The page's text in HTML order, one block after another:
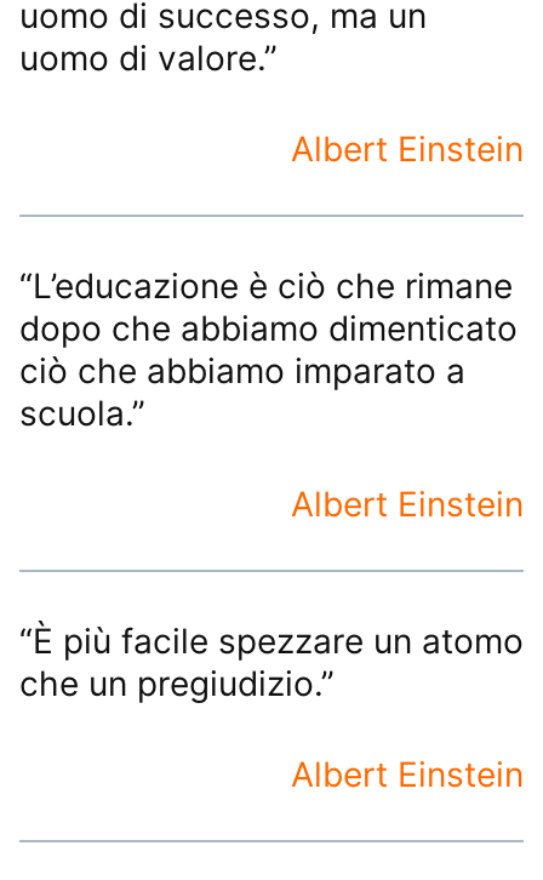
uomo di successo, ma un
uomo di valore.”
Albert Einstein
“L’educazione è ciò che rimane
dopo che abbiamo dimenticato
ciò che abbiamo imparato a
scuola.”
Albert Einstein
“È più facile spezzare un atomo
che un pregiudizio.”
Albert Einstein